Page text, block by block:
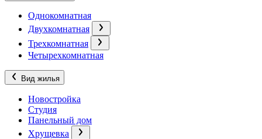
Однокомнатная
Двухкомнатная
Трехкомнатная
Четырехкомнатная
Вид жилья
Новостройка
Студия
Панельный дом
Хрущевка